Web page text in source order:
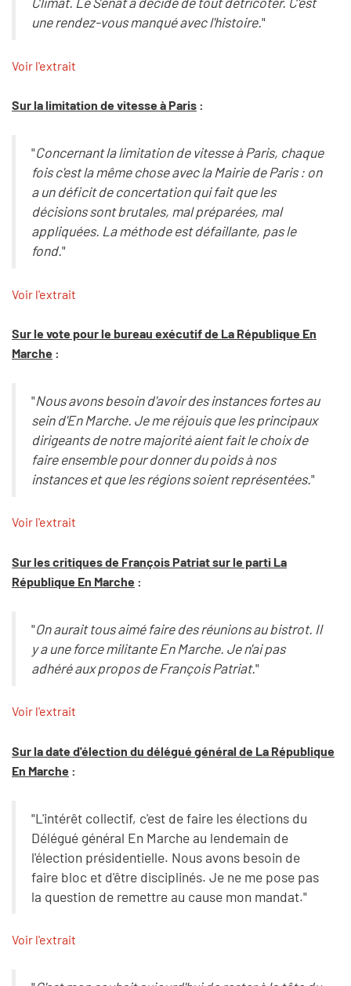
une rendez-vous manqué avec l'histoire."
Voir l'extrait
Sur la limitation de vitesse à Paris :
"Concernant la limitation de vitesse à Paris, chaque
fois c'est la même chose avec la Mairie de Paris : on
a un déficit de concertation qui fait que les
décisions sont brutales, mal préparées, mal
appliquées. La méthode est défaillante, pas le
fond."
Voir l'extrait
Sur le vote pour le bureau exécutif de La République En
Marche :
"Nous avons besoin d'avoir des instances fortes au
sein d'En Marche. Je me réjouis que les principaux
dirigeants de notre majorité aient fait le choix de
faire ensemble pour donner du poids à nos
instances et que les régions soient représentées."
Voir l'extrait
Sur les critiques de François Patriat sur le parti La
République En Marche :
"On aurait tous aimé faire des réunions au bistrot. Il
y a une force militante En Marche. Je n'ai pas
adhéré aux propos de François Patriat."
Voir l'extrait
Sur la date d'élection du délégué général de La République
En Marche :
"L'intérêt collectif, c'est de faire les élections du
Délégué général En Marche au lendemain de
l'élection présidentielle. Nous avons besoin de
faire bloc et d'être disciplinés. Je ne me pose pas
la question de remettre au cause mon mandat."
Voir l'extrait